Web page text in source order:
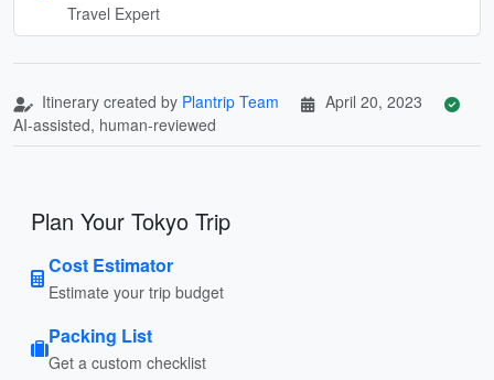
Travel Expert
Itinerary created by Plantrip Team
April 20, 2023
AI-assisted, human-reviewed
Plan Your Tokyo Trip
Cost Estimator
Estimate your trip budget
Packing List
Get a custom checklist